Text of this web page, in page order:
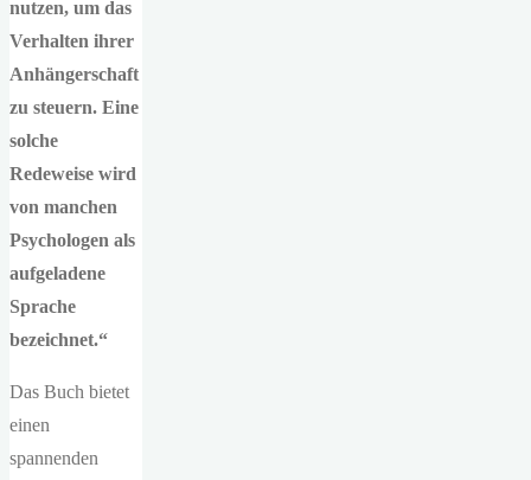
nutzen, um das
Verhalten ihrer
Anhängerschaft
zu steuern. Eine
solche
Redeweise wird
von manchen
Psychologen als
aufgeladene
Sprache
bezeichnet.“
Das Buch bietet
einen
spannenden